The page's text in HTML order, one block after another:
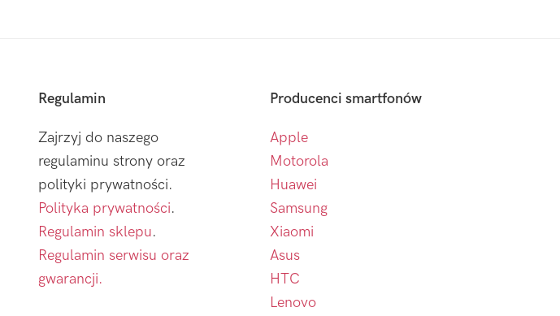
Regulamin
Zajrzyj do naszego
regulaminu strony oraz
polityki prywatności.
Polityka prywatności.
Regulamin sklepu.
Regulamin serwisu oraz
gwarancji.
Producenci smartfonów
Apple
Motorola
Huawei
Samsung
Xiaomi
Asus
HTC
Lenovo